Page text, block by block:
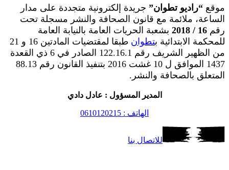
موقع “راديو تطوان” جريدة إلكترونية متجددة على مدار
الساعة، ملائمة مع قانون الصحافة والنشر مسجلة تحت
رقم 16 / 2018
بشعبة الحريات العامة بالنيابة العامة
للمحكمة الابتدائية بتطوان
طبقا لمقتضيات المادتين 16 و 21
من الظهير الشريف رقم 122.16.1 الصادر في 6 ذي القعدة
1437 الموافق ل 10 غشت 2016 بتنفيذ القانون رقم 88.13
المتعلق بالصحافة والنشر.
المدير المسؤول : عادل دادي
الهاتف : 0610120215
للاتصال بنا